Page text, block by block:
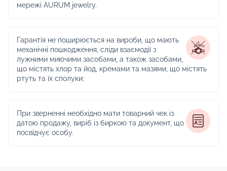
мережі AURUM jewelry.
Гарантія не поширюється на вироби, що мають
механічні пошкодження, сліди взаємодії з
лужними миючими засобами, а також засобами,
що містять хлор та йод, кремами та мазями, що містять
ртуть та їх сполуки;
При зверненні необхідно мати товарний чек із
датою продажу, виріб із биркою та документ, що
посвідчує особу.